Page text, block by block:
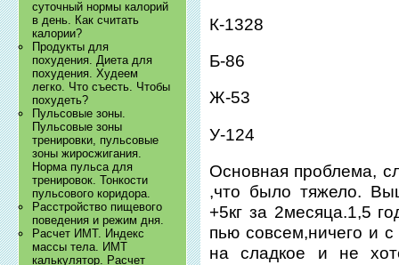
суточный нормы калорий
в день. Как считать
калории?
Продукты для
похудения. Диета для
похудения. Худеем
легко. Что съесть. Чтобы
похудеть?
Пульсовые зоны.
Пульсовые зоны
тренировки, пульсовые
зоны жиросжигания.
Норма пульса для
тренировок. Тонкости
пульсового коридора.
Расстройство пищевого
поведения и режим дня.
Расчет ИМТ. Индекс
массы тела. ИМТ
калькулятор. Расчет
К-1328
Б-86
Ж-53
У-124
Основная проблема,
,что было тяжело.
+5кг за 2месяца.1,5
пью совсем,ничего и
на сладкое и не